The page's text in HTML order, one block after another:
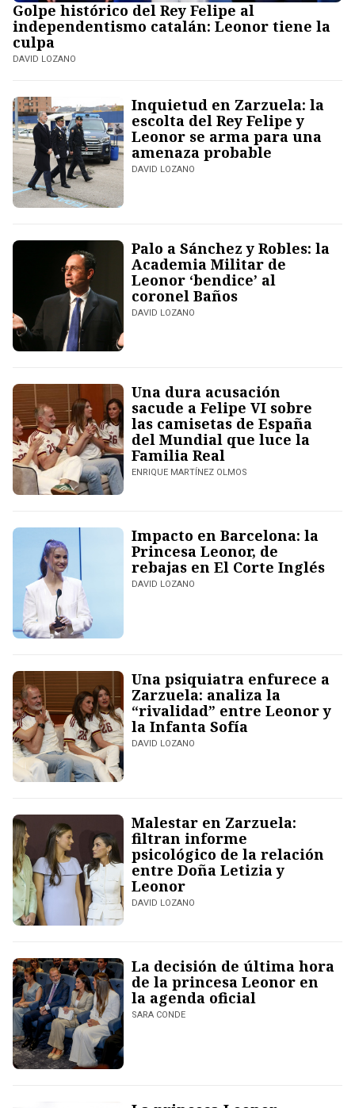
Golpe histórico del Rey Felipe al
independentismo catalán: Leonor tiene la
culpa
DAVID LOZANO
Inquietud en Zarzuela: la
escolta del Rey Felipe y
Leonor se arma para una
amenaza probable
DAVID LOZANO
Palo a Sánchez y Robles: la
Academia Militar de
Leonor ‘bendice’ al
coronel Baños
DAVID LOZANO
Una dura acusación
sacude a Felipe VI sobre
las camisetas de España
del Mundial que luce la
Familia Real
ENRIQUE MARTÍNEZ OLMOS
Impacto en Barcelona: la
Princesa Leonor, de
rebajas en El Corte Inglés
DAVID LOZANO
Una psiquiatra enfurece a
Zarzuela: analiza la
“rivalidad” entre Leonor y
la Infanta Sofía
DAVID LOZANO
Malestar en Zarzuela:
filtran informe
psicológico de la relación
entre Doña Letizia y
Leonor
DAVID LOZANO
La decisión de última hora
de la princesa Leonor en
la agenda oficial
SARA CONDE